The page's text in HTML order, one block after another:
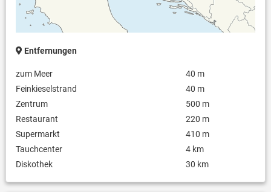
Entfernungen
zum Meer
40 m
Feinkieselstrand
40 m
Zentrum
500 m
Restaurant
220 m
Supermarkt
410 m
Tauchcenter
4 km
Diskothek
30 km